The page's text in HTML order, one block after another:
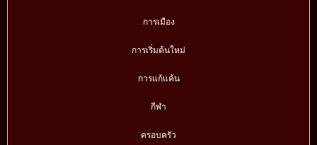
การเมือง
การเริ่มต้นใหม่
การแก้แค้น
กีฬา
ครอบครัว